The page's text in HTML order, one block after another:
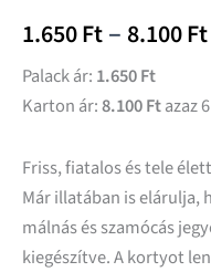
1.650Ft– 8.100Ft
Palack ár: 1.650 Ft
Karton ár:8.100 Ftazaz
Friss, fiatalos és tele
Már illatában is elárulja,
málnás és szamócás
kiegészítve. A kortyot